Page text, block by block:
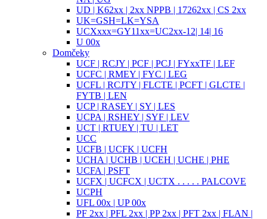
UD | K62xx | 2xx NPPB | 17262xx | CS 2xx
UK=GSH=LK=YSA
UCXxxx=GY11xx=UC2xx-12| 14| 16
U 00x
Domčeky
UCF | RCJY | PCF | PCJ | FYxxTF | LEF
UCFC | RMEY | FYC | LEG
UCFL | RCJTY | FLCTE | PCFT | GLCTE |
FYTB | LEN
UCP | RASEY | SY | LES
UCPA | RSHEY | SYF | LEV
UCT | RTUEY | TU | LET
UCC
UCFB | UCFK | UCFH
UCHA | UCHB | UCEH | UCHE | PHE
UCFA | PSFT
UCFX | UCFCX | UCTX . . . . . PALCOVE
UCPH
UFL 00x | UP 00x
PF 2xx | PFL 2xx | PP 2xx | PFT 2xx | FLAN |